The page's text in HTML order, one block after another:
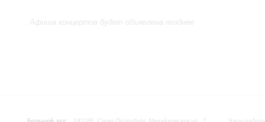
Афиша концертов будет объявлена позднее
Большой зал: 191186, Санкт-Петербург, Михайловская ул., 2 Часы